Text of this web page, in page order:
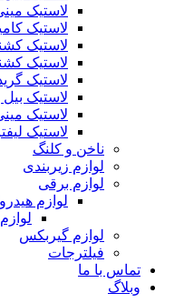
لاستیک
لاستیک
لاستیک
لاستیک
لاستیک
لاستیک بیل
لاستیک
لاستیک
ناخن و کلنگ
لوازم زیربندی
لوازم برقی
لوازم
لوازم گیربکس
فیلترجات
تماس با ما
وبلاگ